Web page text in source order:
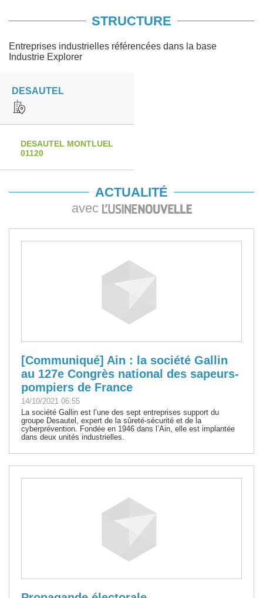
STRUCTURE
Entreprises industrielles référencées dans la base
Industrie Explorer
DESAUTEL
DESAUTEL MONTLUEL
01120
ACTUALITÉ
avec
[Communiqué] Ain : la société Gallin
au 127e Congrès national des sapeurs-
pompiers de France
14/10/2021 06:55
La société Gallin est l’une des sept entreprises support du
groupe Desautel, expert de la sûreté-sécurité et de la
cyberprévention. Fondée en 1946 dans l’Ain, elle est implantée
dans deux unités industrielles.